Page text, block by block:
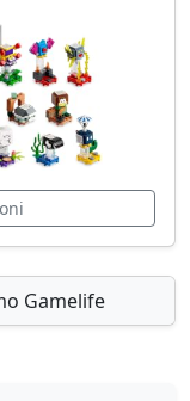
Gamelife